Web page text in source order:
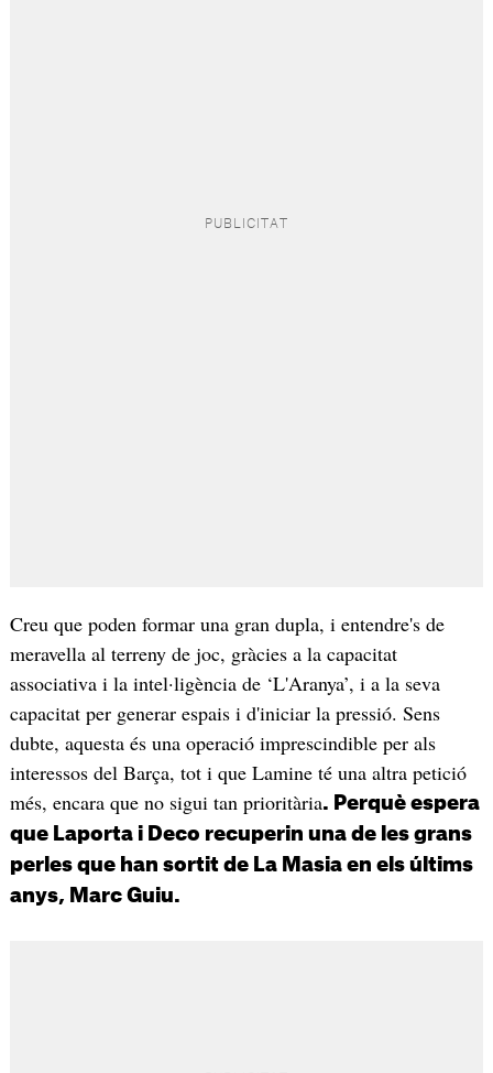
Creu que poden formar una gran dupla, i entendre's de
meravella al terreny de joc, gràcies a la capacitat
associativa i la intel·ligència de ‘L'Aranya’, i a la seva
capacitat per generar espais i d'iniciar la pressió. Sens
dubte, aquesta és una operació imprescindible per als
interessos del Barça, tot i que Lamine té una altra petició
més, encara que no sigui tan prioritària. Perquè espera
que Laporta i Deco recuperin una de les grans
perles que han sortit de La Masia en els últims
anys, Marc Guiu.